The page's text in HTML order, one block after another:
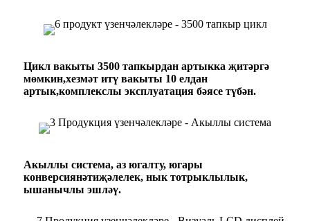
Цикл вакыты 3500 тапкырдан артыкка җитәргә
мөмкин,хезмәт итү вакыты 10 елдан
артык,комплекслы эксплуатация бәясе түбән.
Акыллы система, аз югалту, югары
конверсиянәтиҗәлелек, нык тотрыклылык,
ышанычлы эшләү.